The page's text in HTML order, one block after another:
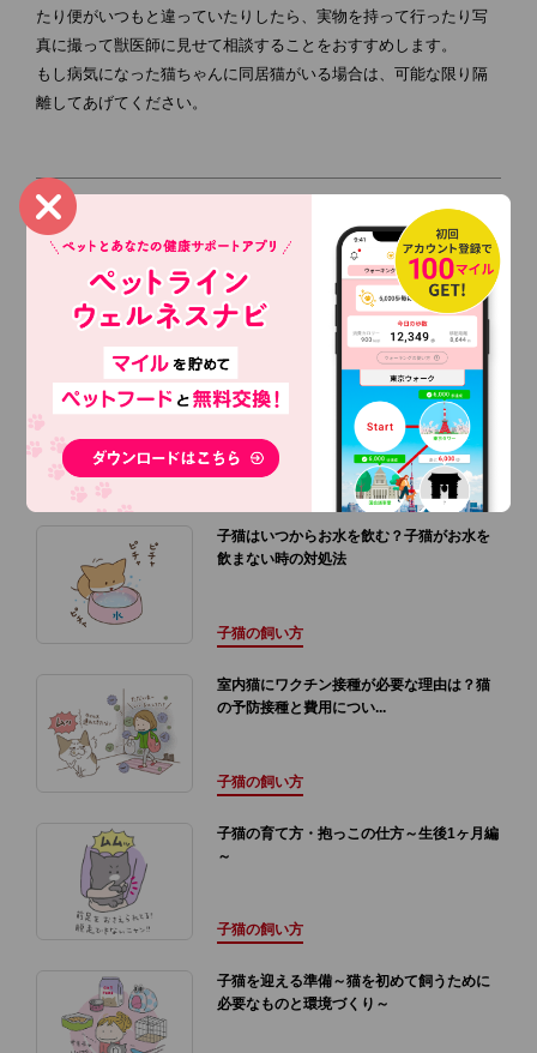
たり便がいつもと違っていたりしたら、実物を持って行ったり写
真に撮って獣医師に見せて相談することをおすすめします。
もし病気になった猫ちゃんに同居猫がいる場合は、可能な限り隔
離してあげてください。
前の記事 次の記事
あわせて読みたい記事
子猫はいつからお水を飲む？子猫がお水を
飲まない時の対処法
子猫の飼い方
室内猫にワクチン接種が必要な理由は？猫
の予防接種と費用につい...
子猫の飼い方
子猫の育て方・抱っこの仕方～生後1ヶ月編
～
子猫の飼い方
子猫を迎える準備～猫を初めて飼うために
必要なものと環境づくり～